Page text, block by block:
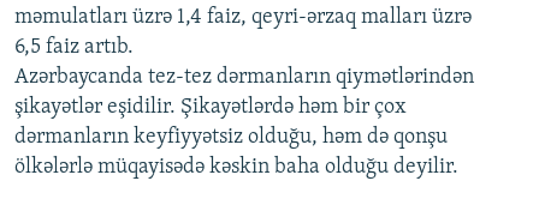
məmulatları üzrə 1,4 faiz, qeyri-ərzaq malları üzrə
6,5 faiz artıb.
Azərbaycanda tez-tez dərmanların qiymətlərindən
şikayətlər eşidilir. Şikayətlərdə həm bir çox
dərmanların keyfiyyətsiz olduğu, həm də qonşu
ölkələrlə müqayisədə kəskin baha olduğu deyilir.